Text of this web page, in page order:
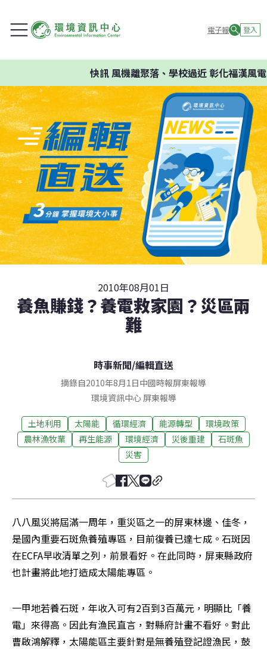
電子報 登入
快訊風機離聚落、學校過近 彰化福漢風電
2010年08月01日
養魚賺錢？養電救家園？災區兩
難
時事新聞/編輯直送
摘錄自2010年8月1日中國時報屏東報導
環境資訊中心 屏東報導
土地利用 太陽能 循環經濟 能源轉型
環境政策
農林漁牧業
再生能源 環境經濟 災後重建
石斑魚
災害
八八風災將屆滿一周年，重災區之一的屏東林邊、佳冬，
是國內重要石斑魚養殖專區，目前復養已達七成。石斑因
在ECFA早收清單之列，前景看好。在此同時，屏東縣政府
也計畫將此地打造成太陽能專區。
一甲地若養石斑，年收入可有2百到3百萬元，明顯比「養
電」來得高。因此有漁民直言，對縣府計畫不看好。對此
曹啟鴻解釋，太陽能區主要針對是無養殖登記證漁民，鼓